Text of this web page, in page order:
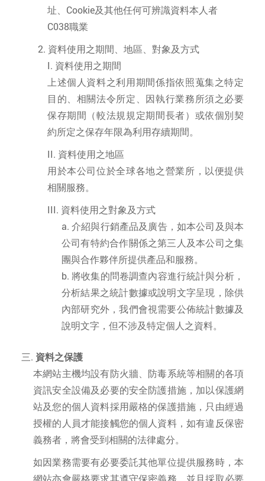
址、Cookie及其他任何可辨識資料本人者
C038職業
資料使用之期間、地區、對象及方式
資料使用之期間
上述個人資料之利用期間係指依照蒐集之特定
目的、相關法令所定、因執行業務所須之必要
保存期間（較法規規定期間長者）或依個別契
約所定之保存年限為利用存續期間。
資料使用之地區
用於本公司位於全球各地之營業所，以便提供
相關服務。
資料使用之對象及方式
介紹與行銷產品及廣告，如本公司及與本
公司有特約合作關係之第三人及本公司之集
團與合作夥伴所提供產品和服務。
將收集的問卷調查內容進行統計與分析，
分析結果之統計數據或說明文字呈現，除供
內部研究外，我們會視需要公佈統計數據及
說明文字，但不涉及特定個人之資料。
資料之保護
本網站主機均設有防火牆、防毒系統等相關的各項
資訊安全設備及必要的安全防護措施，加以保護網
站及您的個人資料採用嚴格的保護措施，只由經過
授權的人員才能接觸您的個人資料，如有違反保密
義務者，將會受到相關的法律處分。
如因業務需要有必要委託其他單位提供服務時，本
網站亦會嚴格要求其遵守保密義務，並且採取必要